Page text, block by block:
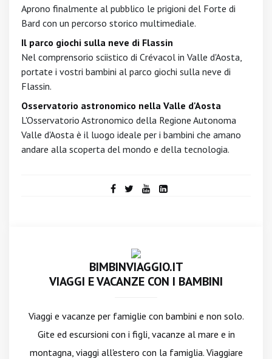
Aprono finalmente al pubblico le prigioni del Forte di
Bard con un percorso storico multimediale.
Il parco giochi sulla neve di Flassin
Nel comprensorio sciistico di Crévacol in Valle d'Aosta,
portate i vostri bambini al parco giochi sulla neve di
Flassin.
Osservatorio astronomico nella Valle d'Aosta
L'Osservatorio Astronomico della Regione Autonoma
Valle d'Aosta è il luogo ideale per i bambini che amano
andare alla scoperta del mondo e della tecnologia.
BIMBINVIAGGIO.IT
VIAGGI E VACANZE CON I BAMBINI
Viaggi e vacanze per famiglie con bambini e non solo.
Gite ed escursioni con i figli, vacanze al mare e in
montagna, viaggi all'estero con la famiglia. Viaggiare